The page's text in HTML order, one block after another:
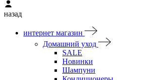
назад
интернет магазин
Домашний уход
SALE
Новинки
Шампуни